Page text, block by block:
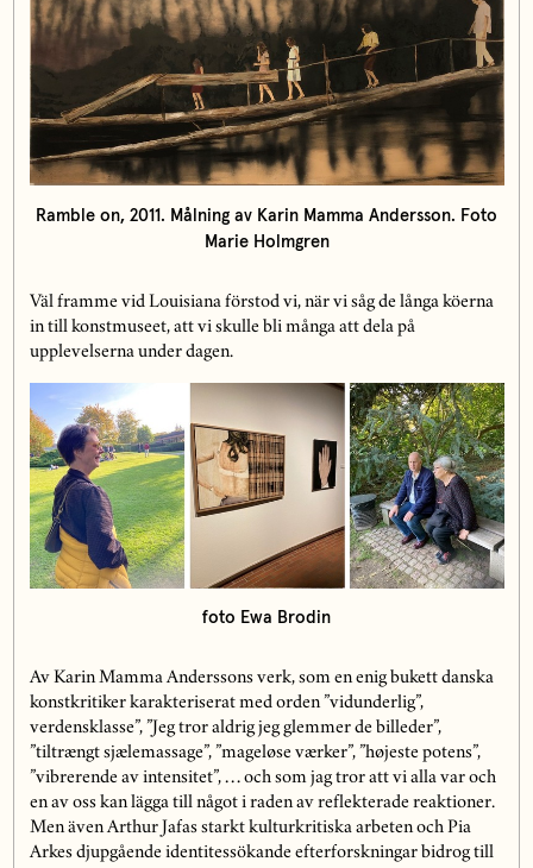
Ramble on, 2011. Målning av Karin Mamma Andersson. Foto
Marie Holmgren
Väl framme vid Louisiana förstod vi, när vi såg de långa köerna
in till konstmuseet, att vi skulle bli många att dela på
upplevelserna under dagen.
foto Ewa Brodin
Av Karin Mamma Anderssons verk, som en enig bukett danska
konstkritiker karakteriserat med orden ”vidunderlig”,
verdensklasse”, ”Jeg tror aldrig jeg glemmer de billeder”,
”tiltrængt sjælemassage”, ”mageløse værker”, ”højeste potens”,
”vibrerende av intensitet”, … och som jag tror att vi alla var och
en av oss kan lägga till något i raden av reflekterade reaktioner.
Men även Arthur Jafas starkt kulturkritiska arbeten och Pia
Arkes djupgående identitessökande efterforskningar bidrog till